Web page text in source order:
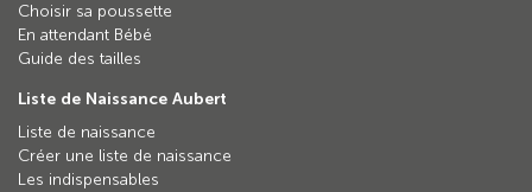
Choisir sa poussette
En attendant Bébé
Guide des tailles
Liste de Naissance Aubert
Liste de naissance
Créer une liste de naissance
Les indispensables